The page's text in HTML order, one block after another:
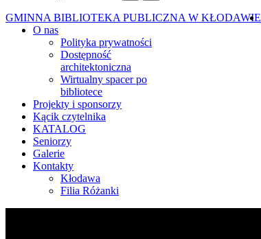
GMINNA BIBLIOTEKA PUBLICZNA W KŁODAWIE
O nas
Polityka prywatności
Dostępność
architektoniczna
Wirtualny spacer po
bibliotece
Projekty i sponsorzy
Kącik czytelnika
KATALOG
Seniorzy
Galerie
Kontakty
Kłodawa
Filia Różanki